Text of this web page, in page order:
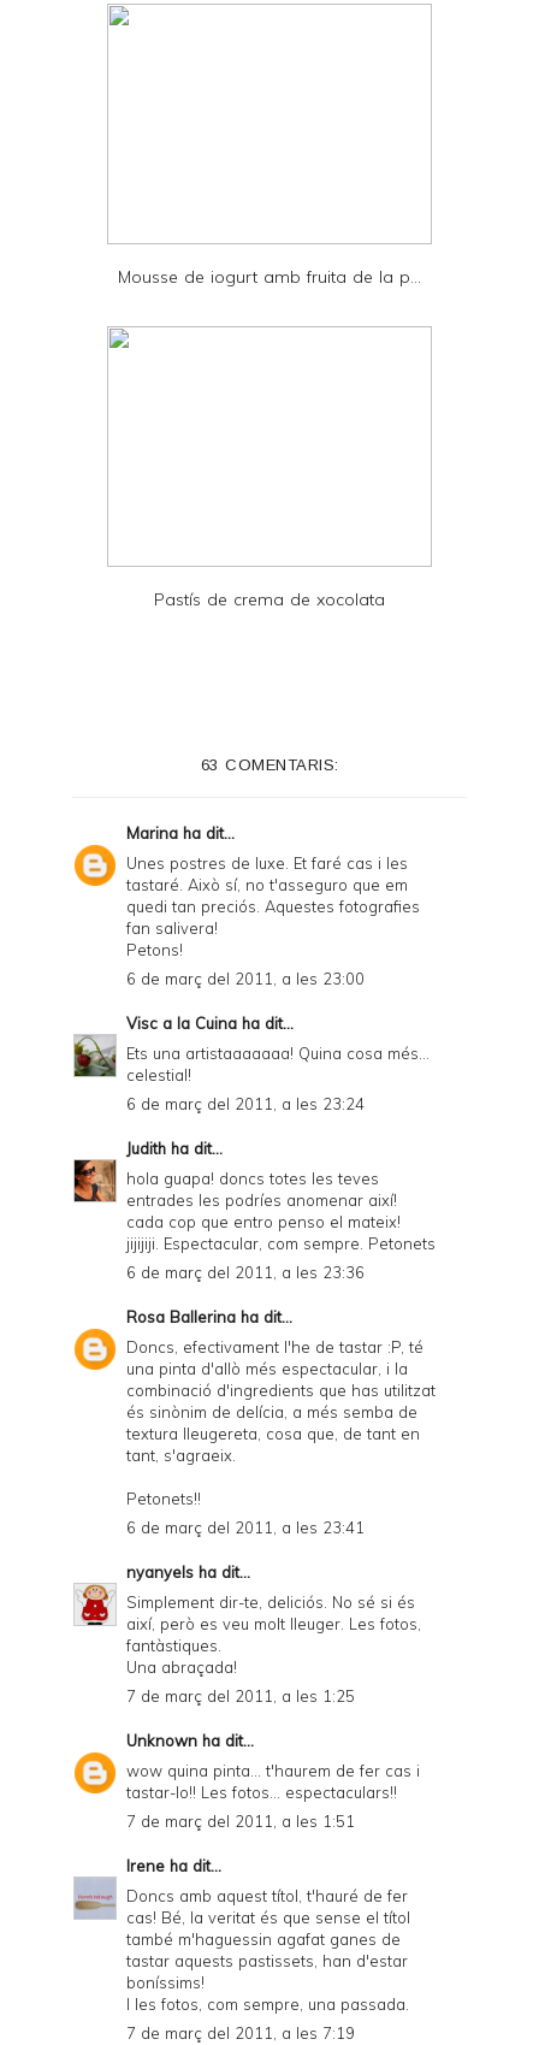
d
Mousse de iogurt amb fruita de la p...
Pastís de crema de xocolata
63 COMENTARIS:
Marina ha dit...
Unes postres de luxe. Et faré cas i les
tastaré. Això sí, no t'asseguro que em
quedi tan preciós. Aquestes fotografies
fan salivera!
Petons!
6 de març del 2011, a les 23:00
Visc a la Cuina ha dit...
Ets una artistaaaaaaa! Quina cosa més...
celestial!
6 de març del 2011, a les 23:24
Judith ha dit...
hola guapa! doncs totes les teves
entrades les podríes anomenar així!
cada cop que entro penso el mateix!
jijijiji. Espectacular, com sempre. Petonets
6 de març del 2011, a les 23:36
Rosa Ballerina ha dit...
Doncs, efectivament l'he de tastar :P, té
una pinta d'allò més espectacular, i la
combinació d'ingredients que has utilitzat
és sinònim de delícia, a més semba de
textura lleugereta, cosa que, de tant en
tant, s'agraeix.
Petonets!!
6 de març del 2011, a les 23:41
nyanyels ha dit...
Simplement dir-te, deliciós. No sé si és
així, però es veu molt lleuger. Les fotos,
fantàstiques.
Una abraçada!
7 de març del 2011, a les 1:25
Unknown ha dit...
wow quina pinta... t'haurem de fer cas i
tastar-lo!! Les fotos... espectaculars!!
7 de març del 2011, a les 1:51
Irene ha dit...
Doncs amb aquest títol, t'hauré de fer
cas! Bé, la veritat és que sense el títol
també m'haguessin agafat ganes de
tastar aquests pastissets, han d'estar
boníssims!
I les fotos, com sempre, una passada.
7 de març del 2011, a les 7:19